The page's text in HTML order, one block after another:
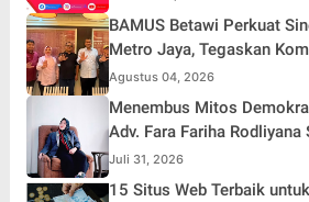
BAMUS Betawi Perkuat
Metro Jaya, Tegaskan
Jakarta Aman, Damai, dan
ke-81 Republik Indonesia
Agustus 04, 2026
Menembus Mitos
Adv. Fara Fariha
Simpati Publik dan Aksi
Juli 31, 2026
15 Situs Web Terbaik